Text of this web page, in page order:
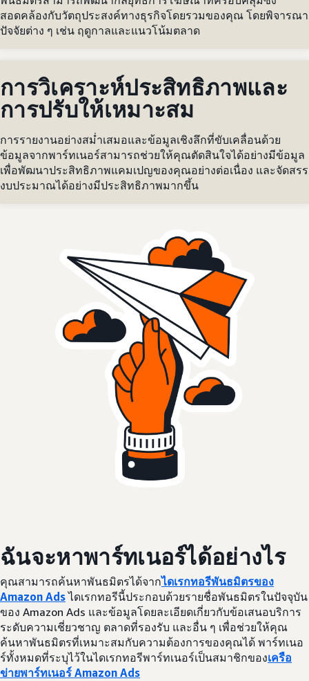
สอดคล้องกับวัตถุประสงค์ทางธุรกิจโดยรวมของคุณ โดยพิจารณา
ปัจจัยต่าง ๆ เช่น ฤดูกาลและแนวโน้มตลาด
การวิเคราะห์ประสิทธิภาพและ
การปรับให้เหมาะสม
การรายงานอย่างสม่ำเสมอและข้อมูลเชิงลึกที่ขับเคลื่อนด้วย
ข้อมูลจากพาร์ทเนอร์สามารถช่วยให้คุณตัดสินใจได้อย่างมีข้อมูล
เพื่อพัฒนาประสิทธิภาพแคมเปญของคุณอย่างต่อเนื่อง และจัดสรร
งบประมาณได้อย่างมีประสิทธิภาพมากขึ้น
ฉันจะหาพาร์ทเนอร์ได้อย่างไร
คุณสามารถค้นหาพันธมิตรได้จากไดเรกทอรีพันธมิตรของ
Amazon Adsไดเรกทอรีนี้ประกอบด้วยรายชื่อพันธมิตรในปัจจุบัน
ของ Amazon Ads และข้อมูลโดยละเอียดเกี่ยวกับข้อเสนอบริการ
ระดับความเชี่ยวชาญ ตลาดที่รองรับ และอื่น ๆ เพื่อช่วยให้คุณ
ค้นหาพันธมิตรที่เหมาะสมกับความต้องการของคุณได้ พาร์ทเนอ
ร์ทั้งหมดที่ระบุไว้ในไดเรกทอรีพาร์ทเนอร์เป็นสมาชิกของเครือ
ข่ายพาร์ทเนอร์ Amazon Ads